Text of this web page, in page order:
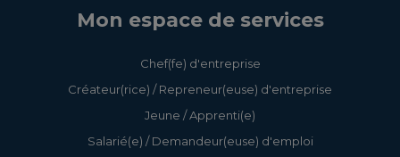
Mon espace de services
Chef(fe) d'entreprise
Créateur(rice) / Repreneur(euse) d'entreprise
Jeune / Apprenti(e)
Salarié(e) / Demandeur(euse) d'emploi